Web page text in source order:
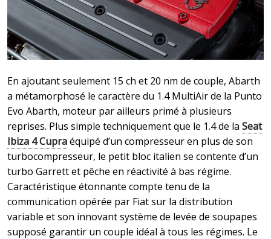
En ajoutant seulement 15 ch et 20 nm de couple, Abarth
a métamorphosé le caractère du 1.4 MultiAir de la Punto
Evo Abarth, moteur par ailleurs primé à plusieurs
reprises. Plus simple techniquement que le 1.4 de la Seat
Ibiza 4 Cupraéquipé d’un compresseur en plus de son
turbocompresseur, le petit bloc italien se contente d’un
turbo Garrett et pêche en réactivité à bas régime.
Caractéristique étonnante compte tenu de la
communication opérée par Fiat sur la distribution
variable et son innovant système de levée de soupapes
supposé garantir un couple idéal à tous les régimes. Le